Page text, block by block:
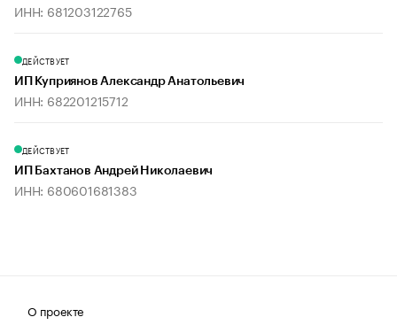
ИНН: 681203122765
ДЕЙСТВУЕТ
ИП Куприянов Александр Анатольевич
ИНН: 682201215712
ДЕЙСТВУЕТ
ИП Бахтанов Андрей Николаевич
ИНН: 680601681383
О проекте